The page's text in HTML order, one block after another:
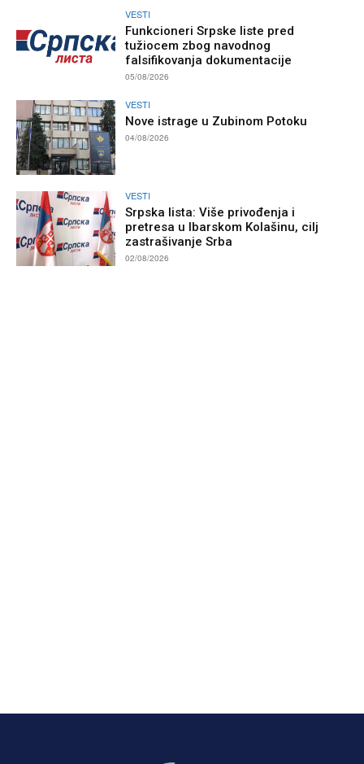
VESTI
Funkcioneri Srpske liste pred
tužiocem zbog navodnog
falsifikovanja dokumentacije
05/08/2026
VESTI
Nove istrage u Zubinom Potoku
04/08/2026
VESTI
Srpska lista: Više privođenja i
pretresa u Ibarskom Kolašinu, cilj
zastrašivanje Srba
02/08/2026